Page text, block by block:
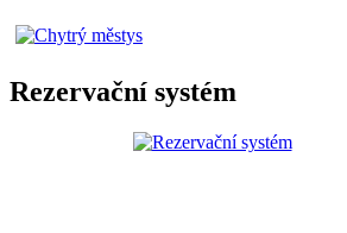
Rezervační systém